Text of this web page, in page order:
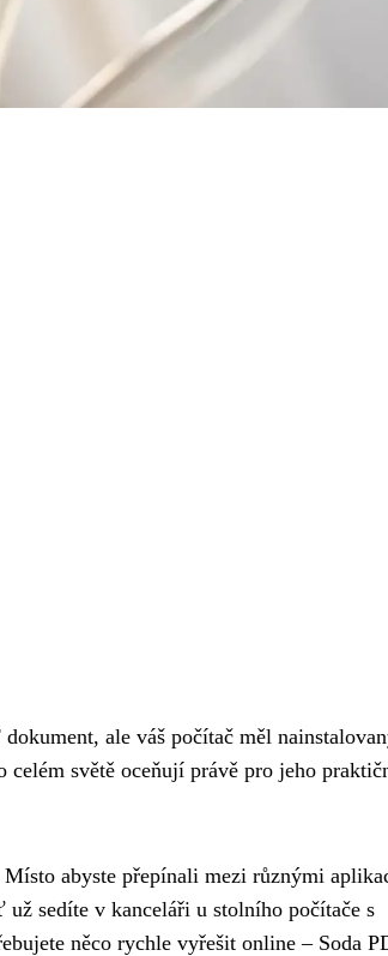
ale váš počítač měl
světě oceňují právě pro jeho
abyste přepínali mezi různými
sedíte v kanceláři u stolního počítače s
něco rychle vyřešit online – Soda